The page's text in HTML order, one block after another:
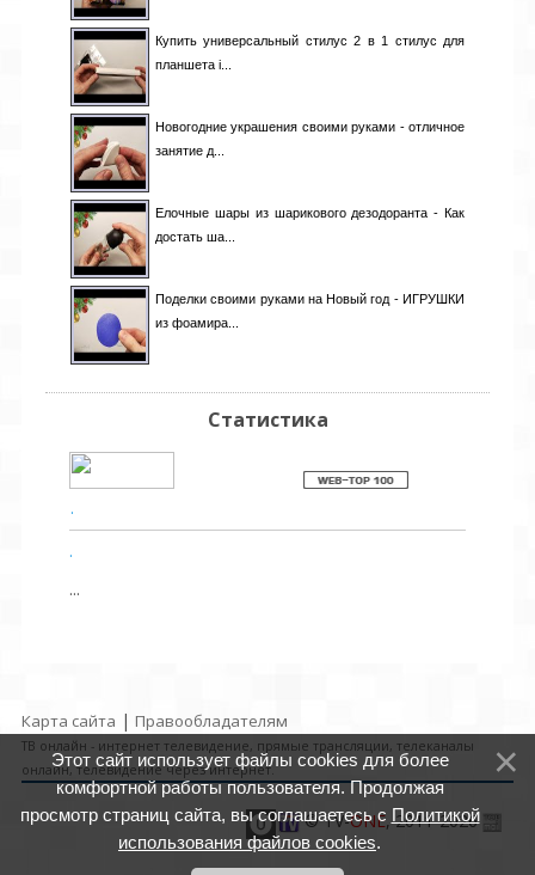
Купить универсальный стилус 2 в 1 стилус для
планшета i...
Новогодние украшения своими руками - отличное
занятие д...
Елочные шары из шарикового дезодоранта - Как
достать ша...
Поделки своими руками на Новый год - ИГРУШКИ
из фоамира...
Статистика
.
.
...
Карта сайта | Правообладателям
ТВ онлайн - интернет телевидение, прямые трансляции, телеканалы
онлайн, телевидение через интернет.
$POWERzED_BY$ © TV-ONE, 2011-2026
Этот сайт использует файлы cookies для более
комфортной работы пользователя. Продолжая
просмотр страниц сайта, вы соглашаетесь с Политикой
использования файлов cookies.